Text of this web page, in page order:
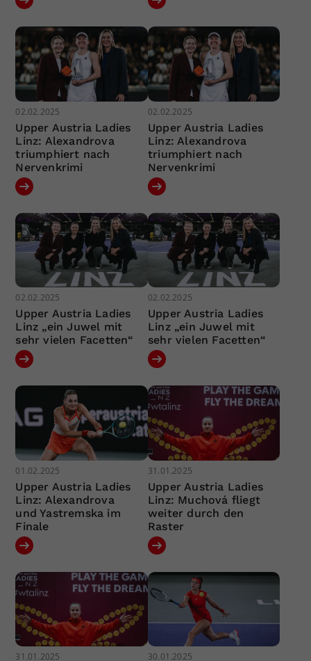
02.02.2025
Upper Austria Ladies
Linz: Alexandrova
triumphiert nach
Nervenkrimi
02.02.2025
Upper Austria Ladies
Linz: Alexandrova
triumphiert nach
Nervenkrimi
02.02.2025
Upper Austria Ladies
Linz „ein Juwel mit
sehr vielen Facetten“
02.02.2025
Upper Austria Ladies
Linz „ein Juwel mit
sehr vielen Facetten“
01.02.2025
Upper Austria Ladies
Linz: Alexandrova
und Yastremska im
Finale
31.01.2025
Upper Austria Ladies
Linz: Muchová fliegt
weiter durch den
Raster
31.01.2025 30.01.2025